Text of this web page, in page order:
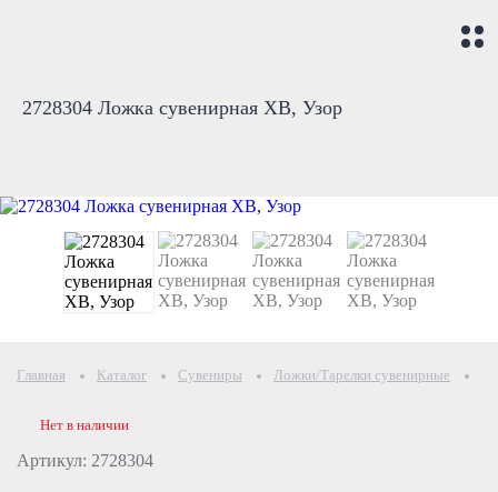
2728304 Ложка сувенирная ХВ, Узор
Главная Каталог Сувениры Ложки/Тарелки сувенирные
Артикул: 2728304
Нет в наличии